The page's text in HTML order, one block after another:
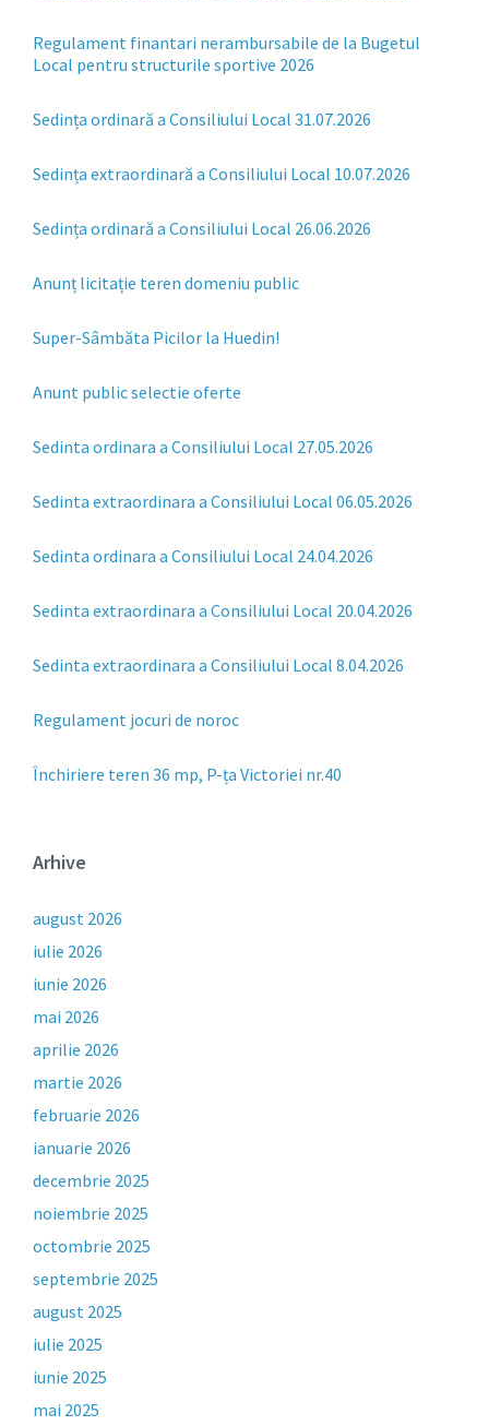
Regulament finantari nerambursabile de la Bugetul
Local pentru structurile sportive 2026
Sedința ordinară a Consiliului Local 31.07.2026
Sedința extraordinară a Consiliului Local 10.07.2026
Sedința ordinară a Consiliului Local 26.06.2026
Anunț licitație teren domeniu public
Super-Sâmbăta Picilor la Huedin!
Anunt public selectie oferte
Sedinta ordinara a Consiliului Local 27.05.2026
Sedinta extraordinara a Consiliului Local 06.05.2026
Sedinta ordinara a Consiliului Local 24.04.2026
Sedinta extraordinara a Consiliului Local 20.04.2026
Sedinta extraordinara a Consiliului Local 8.04.2026
Regulament jocuri de noroc
Închiriere teren 36 mp, P-ța Victoriei nr.40
Arhive
august 2026
iulie 2026
iunie 2026
mai 2026
aprilie 2026
martie 2026
februarie 2026
ianuarie 2026
decembrie 2025
noiembrie 2025
octombrie 2025
septembrie 2025
august 2025
iulie 2025
iunie 2025
mai 2025